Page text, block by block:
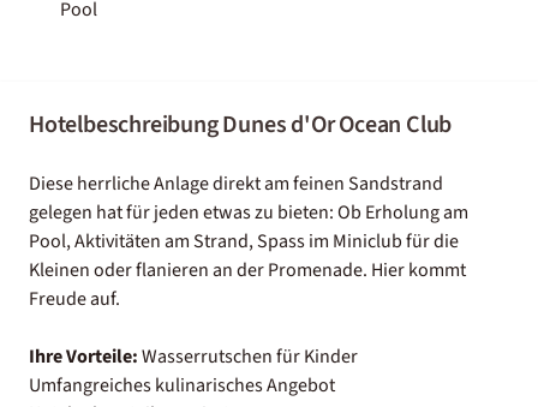
Pool
Hotelbeschreibung Dunes d'Or Ocean Club
Diese herrliche Anlage direkt am feinen Sandstrand
gelegen hat für jeden etwas zu bieten: Ob Erholung am
Pool, Aktivitäten am Strand, Spass im Miniclub für die
Kleinen oder flanieren an der Promenade. Hier kommt
Freude auf.
Ihre Vorteile:Wasserrutschen für Kinder
Umfangreiches kulinarisches Angebot